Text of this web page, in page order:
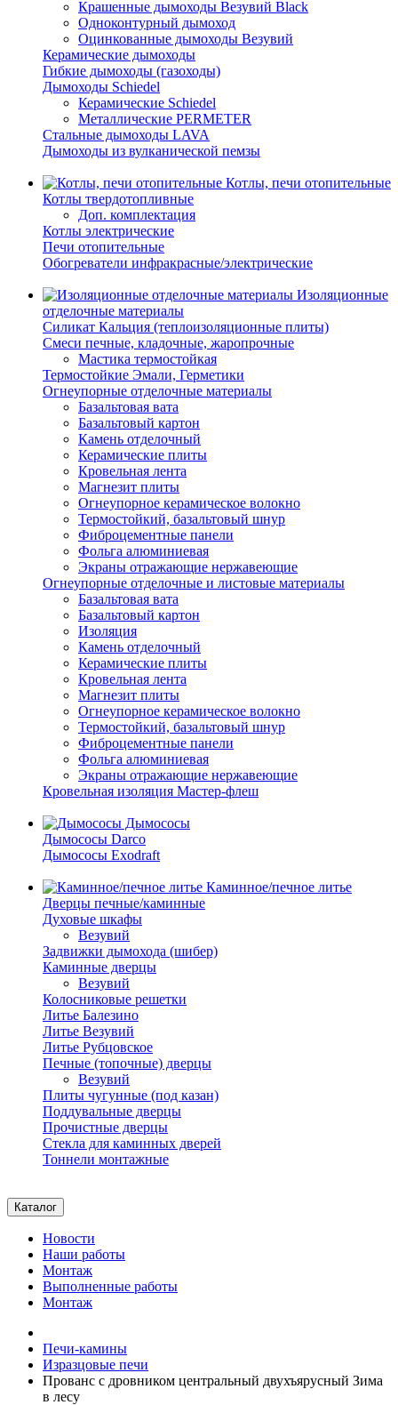
Крашенные дымоходы Везувий Black
Одноконтурный дымоход
Оцинкованные дымоходы Везувий
Керамические дымоходы
Гибкие дымоходы (газоходы)
Дымоходы Schiedel
Керамические Schiedel
Металлические PERMETER
Стальные дымоходы LAVA
Дымоходы из вулканической пемзы
Котлы, печи отопительные
Котлы твердотопливные
Доп. комплектация
Котлы электрические
Печи отопительные
Обогреватели инфракрасные/электрические
Изоляционные
отделочные материалы
Силикат Кальция (теплоизоляционные плиты)
Смеси печные, кладочные, жаропрочные
Мастика термостойкая
Термостойкие Эмали, Герметики
Огнеупорные отделочные материалы
Базальтовая вата
Базальтовый картон
Камень отделочный
Керамические плиты
Кровельная лента
Магнезит плиты
Огнеупорное керамическое волокно
Термостойкий, базальтовый шнур
Фиброцементные панели
Фольга алюминиевая
Экраны отражающие нержавеющие
Огнеупорные отделочные и листовые материалы
Базальтовая вата
Базальтовый картон
Изоляция
Камень отделочный
Керамические плиты
Кровельная лента
Магнезит плиты
Огнеупорное керамическое волокно
Термостойкий, базальтовый шнур
Фиброцементные панели
Фольга алюминиевая
Экраны отражающие нержавеющие
Кровельная изоляция Мастер-флеш
Дымососы
Дымососы Darco
Дымососы Exodraft
Каминное/печное литье
Дверцы печные/каминные
Духовые шкафы
Везувий
Задвижки дымохода (шибер)
Каминные дверцы
Везувий
Колосниковые решетки
Литье Балезино
Литье Везувий
Литье Рубцовское
Печные (топочные) дверцы
Везувий
Плиты чугунные (под казан)
Поддувальные дверцы
Прочистные дверцы
Стекла для каминных дверей
Тоннели монтажные
Каталог
Новости
Наши работы
Монтаж
Выполненные работы
Монтаж
Печи-камины
Изразцовые печи
Прованс с дровником центральный двухъярусный Зима
в лесу